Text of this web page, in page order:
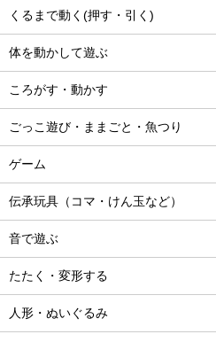
くるまで動く(押す・引く)
体を動かして遊ぶ
ころがす・動かす
ごっこ遊び・ままごと・魚つり
ゲーム
伝承玩具（コマ・けん玉など）
音で遊ぶ
たたく・変形する
人形・ぬいぐるみ